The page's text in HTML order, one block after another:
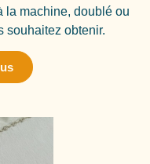
la machine, doublé ou
souhaitez obtenir.